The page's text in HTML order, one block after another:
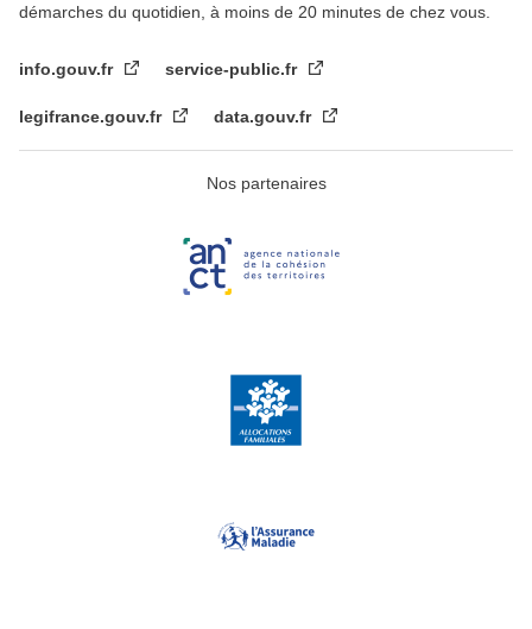
démarches du quotidien, à moins de 20 minutes de chez vous.
info.gouv.fr service-public.fr
legifrance.gouv.fr data.gouv.fr
Nos partenaires